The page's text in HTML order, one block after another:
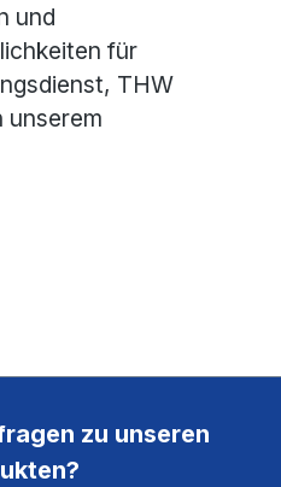
und
für
THW
unserem
zu unseren